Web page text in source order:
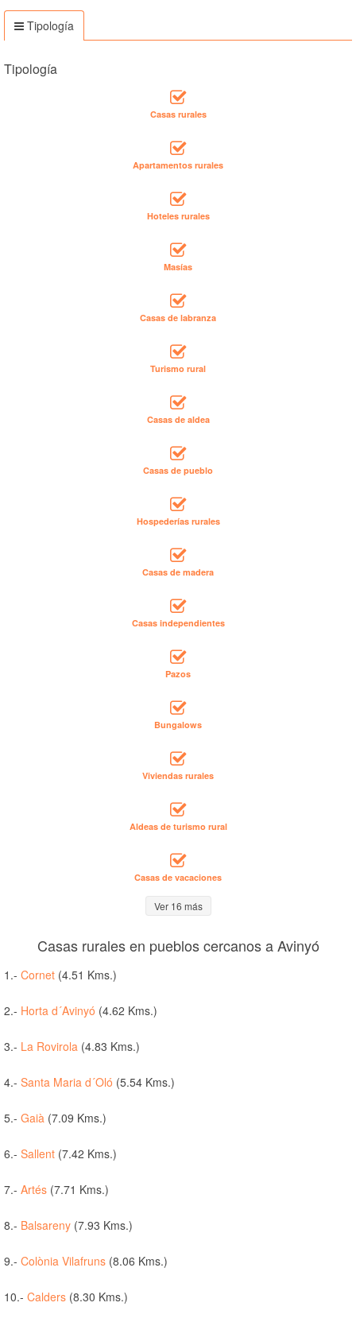
Tipología
Tipología
Casas rurales
Apartamentos rurales
Hoteles rurales
Masías
Casas de labranza
Turismo rural
Casas de aldea
Casas de pueblo
Hospederías rurales
Casas de madera
Casas independientes
Pazos
Bungalows
Viviendas rurales
Aldeas de turismo rural
Casas de vacaciones
Ver 16 más
Casas rurales en pueblos cercanos a Avinyó
1.- Cornet (4.51 Kms.)
2.- Horta d´Avinyó (4.62 Kms.)
3.- La Rovirola (4.83 Kms.)
4.- Santa Maria d´Oló (5.54 Kms.)
5.- Gaià (7.09 Kms.)
6.- Sallent (7.42 Kms.)
7.- Artés (7.71 Kms.)
8.- Balsareny (7.93 Kms.)
9.- Colònia Vilafruns (8.06 Kms.)
10.- Calders (8.30 Kms.)